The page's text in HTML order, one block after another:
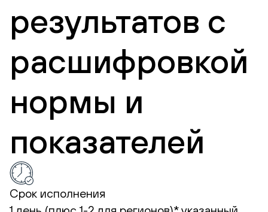
результатов с
расшифровкой
нормы и
показателей
Срок исполнения